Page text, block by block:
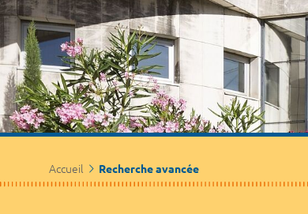
Accueil Recherche avancée